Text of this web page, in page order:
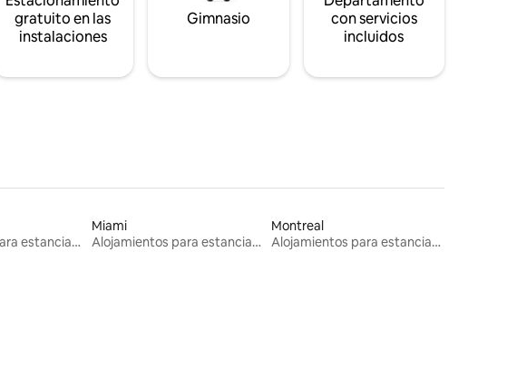
gratuito en las
instalaciones
Gimnasio
con servicios
incluidos
Alojamientos para estancias largas
Miami
Alojamientos para estancias largas
Montreal
Alojamientos para estancias largas